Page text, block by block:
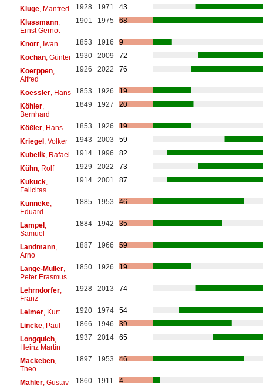
Kluge, Manfred 1928 1971
43
Klussmann,
Ernst Gernot
1901 1975 68
Knorr, Iwan 1853 1916
9
Kochan, Günter 1930 2009
72
Koerppen,
Alfred
1926 2022 76
Koessler, Hans 1853 1926
19
Köhler,
Bernhard
1849 1927 20
Kößler, Hans 1853 1926
19
Kriegel, Volker 1943 2003
59
Kubelík, Rafael 1914 1996
82
Kühn, Rolf 1929 2022
73
Kukuck,
Felicitas
1914 2001 87
Künneke,
Eduard
1885 1953 46
Lampel,
Samuel
1884 1942 35
Landmann,
Arno
1887 1966 59
Lange-Müller,
Peter Erasmus
1850 1926 19
Lehrndorfer,
Franz
1928 2013 74
Leimer, Kurt 1920 1974
54
Lincke, Paul 1866 1946
39
Longquich,
Heinz Martin
1937 2014 65
Mackeben,
Theo
1897 1953 46
Mahler, Gustav 1860 1911
4